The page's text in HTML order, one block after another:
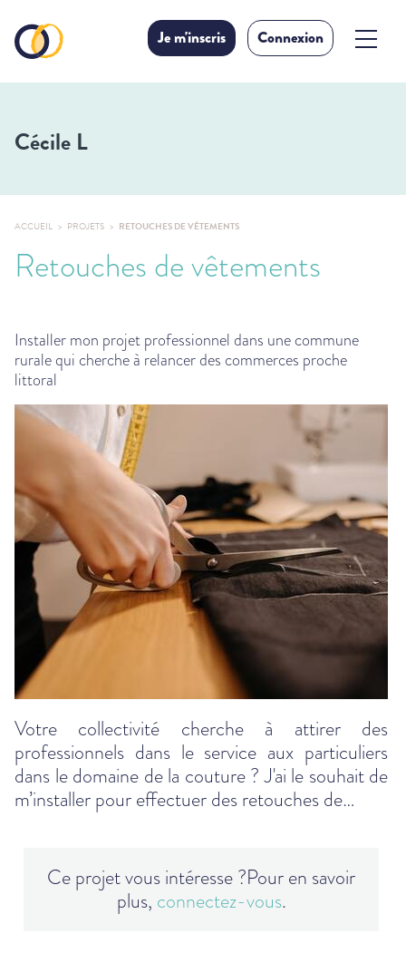
Je m'inscris Connexion
Cécile L
ACCUEIL PROJETS RETOUCHES DE VÊTEMENTS
Retouches de vêtements
Installer mon projet professionnel dans une commune
rurale qui cherche à relancer des commerces proche
littoral
Votre collectivité cherche à attirer des
professionnels dans le service aux particuliers
dans le domaine de la couture ? J'ai le souhait de
m’installer pour effectuer des retouches de…
Ce projet vous intéresse ?Pour en savoir
plus, connectez-vous.